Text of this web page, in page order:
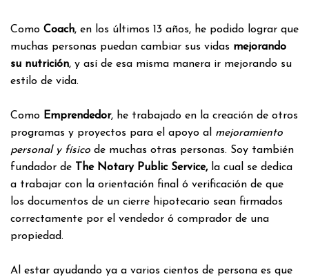
Como Coach, en los últimos 13 años, he podido lograr que
muchas personas puedan cambiar sus vidas mejorando
su nutrición, y así de esa misma manera ir mejorando su
estilo de vida.
Como Emprendedor, he trabajado en la creación de otros
programas y proyectos para el apoyo al mejoramiento
personal y físico de muchas otras personas. Soy también
fundador de
The Notary Public Service,la cual se dedica
a trabajar con la orientación final ó verificación de que
los documentos de un cierre hipotecario sean firmados
correctamente por el vendedor ó comprador de una
propiedad.
Al estar ayudando ya a varios cientos de persona es que